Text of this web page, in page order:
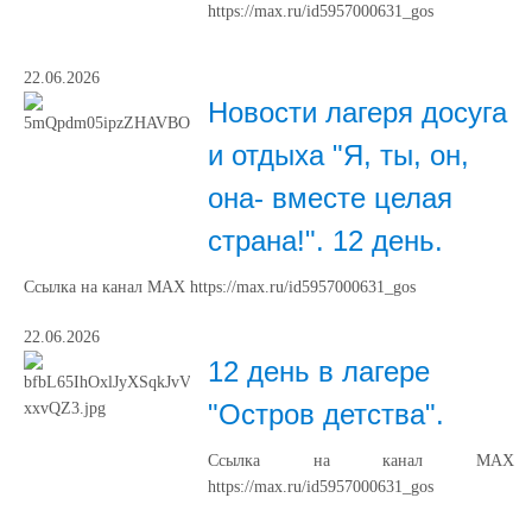
https://max.ru/id5957000631_gos
22.06.2026
Новости лагеря досуга
и отдыха "Я, ты, он,
она- вместе целая
страна!". 12 день.
Ссылка на канал МАХ https://max.ru/id5957000631_gos
22.06.2026
12 день в лагере
"Остров детства".
Ссылка на канал МАХ
https://max.ru/id5957000631_gos